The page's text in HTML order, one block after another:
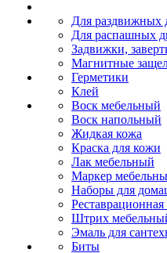
Для раздвижных
Для распашных
Задвижки,
Магнитные
Герметики
Клей
Воск мебельный
Воск напольный
Жидкая кожа
Краска для кожи
Лак мебельный
Маркер
Наборы для
Реставрационная
Штрих
Эмаль для
Биты